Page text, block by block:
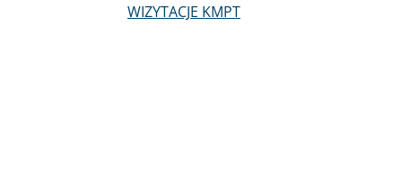
WIZYTACJE KMPT